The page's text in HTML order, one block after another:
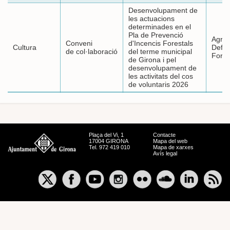
Cultura
Conveni
de col·laboració
Desenvolupament de
les actuacions
determinades en el
Pla de Prevenció
d'Incencis Forestals
del terme municipal
de Girona i pel
desenvolupament de
les activitats del cos
de voluntaris 2026
Plaça del Vi, 1
17004 GIRONA
Tel. 972 419 010
Contacte
Mapa del web
Mapa de xarxes
Avís legal